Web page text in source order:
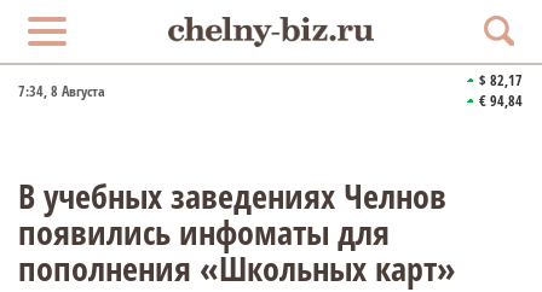
7:34, 8 Августа
$ 82,17
€ 94,84
В учебных заведениях Челнов
появились инфоматы для
пополнения «Школьных карт»